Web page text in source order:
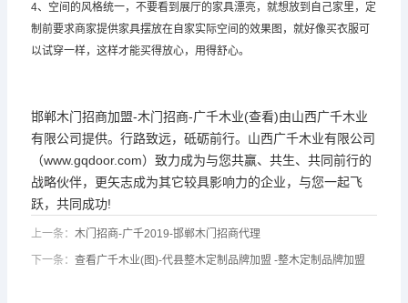
4、空间的风格统一，不要看到展厅的家具漂亮，就想放到自己家里，定
制前要求商家提供家具摆放在自家实际空间的效果图，就好像买衣服可
以试穿一样，这样才能买得放心，用得舒心。
邯郸木门招商加盟-木门招商-广千木业(查看)由山西广千木业
有限公司提供。行路致远，砥砺前行。山西广千木业有限公司
（www.gqdoor.com）致力成为与您共赢、共生、共同前行的
战略伙伴，更矢志成为其它较具影响力的企业，与您一起飞
跃，共同成功!
上一条： 木门招商-广千2019-邯郸木门招商代理
下一条： 查看广千木业(图)-代县整木定制品牌加盟 -整木定制品牌加盟